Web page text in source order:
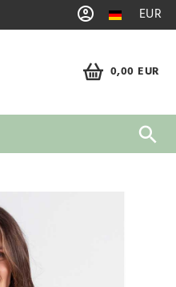
EUR
0,00 EUR